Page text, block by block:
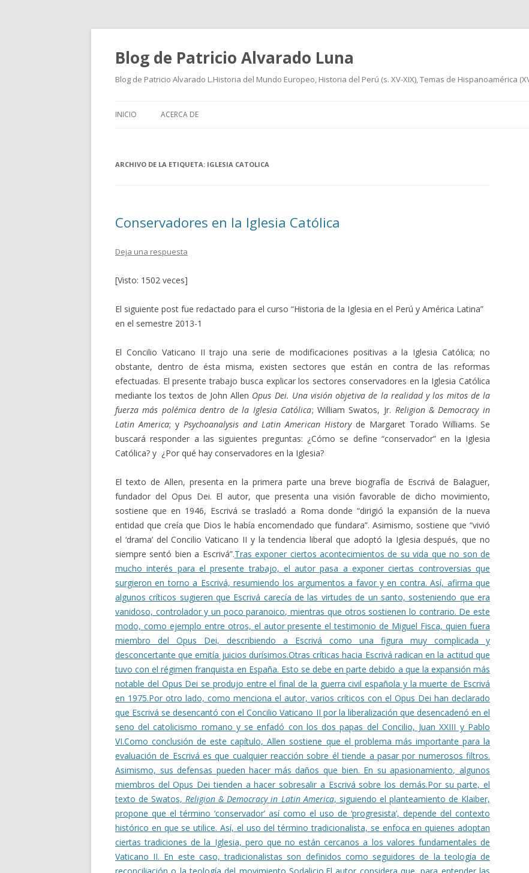
Blog de Patricio Alvarado Luna
Blog de Patricio Alvarado L.Historia del Mundo Europeo, Historia del Perú (s. XV-XIX), Temas de Hispanoamérica
INICIO ACERCA DE
ARCHIVO DE LA ETIQUETA: IGLESIA CATOLICA
Conservadores en la Iglesia Católica
Deja una respuesta
[Visto: 1502 veces]
El siguiente post fue redactado para el curso “Historia de la Iglesia en el Perú y América Latina”
en el semestre 2013-1
El Concilio Vaticano II trajo una serie de modificaciones positivas a la Iglesia Católica; no
obstante, dentro de ésta misma, existen sectores que están en contra de las reformas
efectuadas. El presente trabajo busca explicar los sectores conservadores en la Iglesia Católica
mediante los textos de John Allen Opus Dei. Una visión objetiva de la realidad y los mitos de la
fuerza más polémica dentro de la Iglesia Católica; William Swatos, Jr. Religion & Democracy in
Latin America; y Psychoanalysis and Latin American Historyde Margaret Torado Williams. Se
buscará responder a las siguientes preguntas: ¿Cómo se define “conservador” en la Iglesia
Católica? y ¿Por qué hay conservadores en la Iglesia?
El texto de Allen, presenta en la primera parte una breve biografía de Escrivá de Balaguer,
fundador del Opus Dei. El autor, que presenta una visión favorable de dicho movimiento,
sostiene que en 1946, Escrivá se trasladó a Roma donde “dirigió la expansión de la nueva
entidad que creía que Dios le había encomendado que fundara”. Asimismo, sostiene que “vivió
el ‘drama’ del Concilio Vaticano II y la tendencia liberal que adoptó la Iglesia después, que no
siempre sentó bien a Escrivá”.Tras exponer ciertos acontecimientos de su vida que no son de
mucho interés para el presente trabajo, el autor pasa a exponer ciertas controversias que
surgieron en torno a Escrivá, resumiendo los argumentos a favor y en contra. Así, afirma que
algunos críticos sugieren que Escrivá carecía de las virtudes de un santo, sosteniendo que era
vanidoso, controlador y un poco paranoico, mientras que otros sostienen lo contrario. De este
modo, como ejemplo entre otros, el autor presente el testimonio de Miguel Fisca, quien fuera
miembro del Opus Dei, describiendo a Escrivá como una figura muy complicada y
desconcertante que emitía juicios durísimos.Otras críticas hacia Escrivá radican en la actitud que
tuvo con el régimen franquista en España. Esto se debe en parte debido a que la expansión más
notable del Opus Dei se produjo entre el final de la guerra civil española y la muerte de Escrivá
en 1975.Por otro lado, como menciona el autor, varios críticos con el Opus Dei han declarado
que Escrivá se desencantó con el Concilio Vaticano II por la liberalización que desencadenó en el
seno del catolicismo romano y se enfadó con los dos papas del Concilio, Juan XXIII y Pablo
VI.Como conclusión de este capítulo, Allen sostiene que el problema más importante para la
evaluación de Escrivá es que cualquier reacción sobre él tiende a pasar por numerosos filtros.
Asimismo, sus defensas pueden hacer más daños que bien. En su apasionamiento, algunos
miembros del Opus Dei tienden a hacer sobresalir a Escrivá sobre los demás.Por su parte, el
texto de Swatos,Religion & Democracy in Latin America, siguiendo el planteamiento de Klaiber,
propone que el término ‘conservador’ así como el uso de ‘progresista’, depende del contexto
histórico en que se utilice. Así, el uso del término tradicionalista, se enfoca en quienes adoptan
ciertas tradiciones de la Iglesia, pero que no están cercanos a los valores fundamentales de
Vaticano II. En este caso, tradicionalistas son definidos como seguidores de la teología de